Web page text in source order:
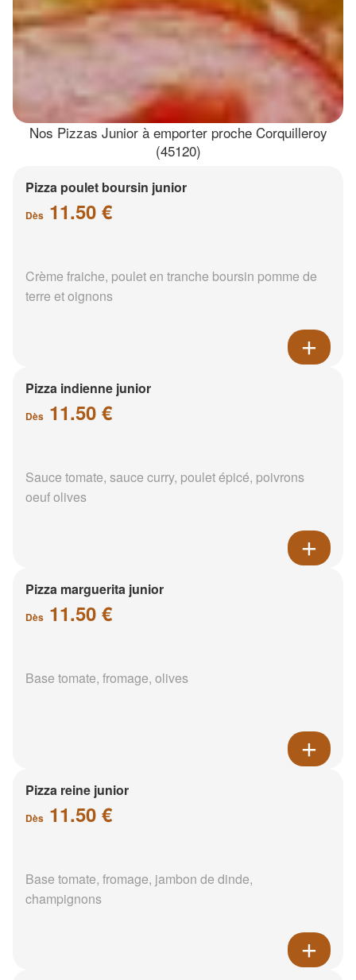
Nos Pizzas Junior à emporter proche Corquilleroy
(45120)
Pizza poulet boursin junior
Dès 11.50 €
Crème fraiche, poulet en tranche boursin pomme de
terre et oignons
Pizza indienne junior
Dès 11.50 €
Sauce tomate, sauce curry, poulet épicé, poivrons
oeuf olives
Pizza marguerita junior
Dès 11.50 €
Base tomate, fromage, olives
Pizza reine junior
Dès 11.50 €
Base tomate, fromage, jambon de dinde,
champignons